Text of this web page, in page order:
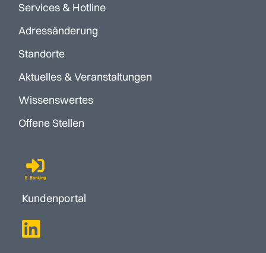
Services & Hotline
Adressänderung
Standorte
Aktuelles & Veranstaltungen
Wissenswertes
Offene Stellen
Kundenportal